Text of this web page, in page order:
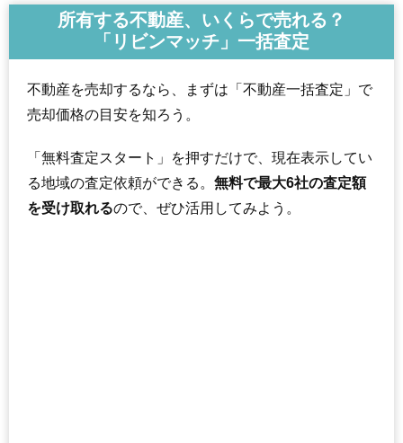
所有する不動産、いくらで売れる？
「リビンマッチ」一括査定
不動産を売却するなら、まずは「不動産一括査定」で
売却価格の目安を知ろう。
「無料査定スタート」を押すだけで、現在表示してい
る地域の査定依頼ができる。 無料で最大6社の査定額
を受け取れるので、ぜひ活用してみよう。